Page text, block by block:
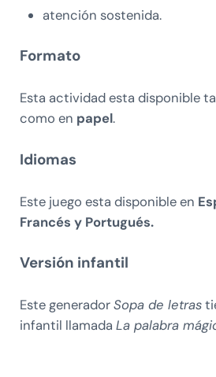
atención sostenida.
Formato
Esta actividad esta disponible
como en papel.
Idiomas
Este juego esta disponible en
Francés y Portugués.
Versión infantil
Este generadorSopa de letras
infantil llamada La palabra